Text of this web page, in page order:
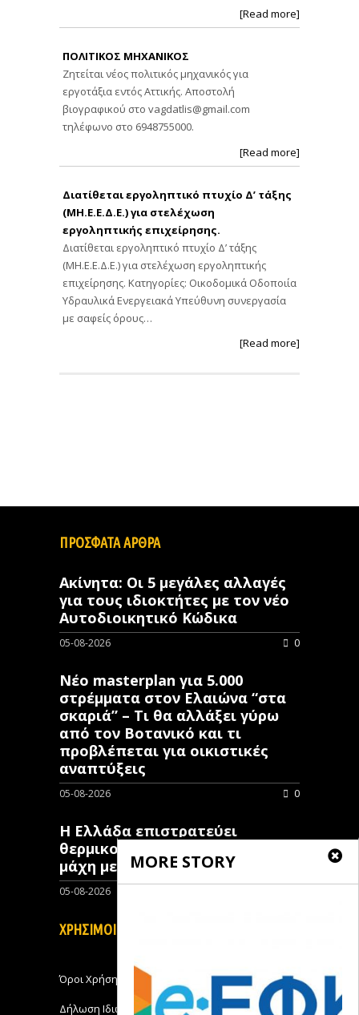
[Read more]
ΠΟΛΙΤΙΚΟΣ ΜΗΧΑΝΙΚΟΣ
Ζητείται νέος πολιτικός μηχανικός για
εργοτάξια εντός Αττικής. Αποστολή
βιογραφικού στο vagdatlis@gmail.com
τηλέφωνο στο 6948755000.
[Read more]
Διατίθεται εργοληπτικό πτυχίο Δ’ τάξης
(ΜΗ.Ε.Ε.Δ.Ε.) για στελέχωση
εργοληπτικής επιχείρησης.
Διατίθεται εργοληπτικό πτυχίο Δ’ τάξης
(ΜΗ.Ε.Ε.Δ.Ε.) για στελέχωση εργοληπτικής
επιχείρησης. Κατηγορίες: Οικοδομικά Οδοποιία
Υδραυλικά Ενεργειακά Υπεύθυνη συνεργασία
με σαφείς όρους…
[Read more]
MORE STORY
ΠΡΟΣΦΑΤΑ ΑΡΘΡΑ
Ακίνητα: Οι 5 μεγάλες αλλαγές
για τους ιδιοκτήτες με τον νέο
Αυτοδιοικητικό Κώδικα
05-08-2026 0
Νέο masterplan για 5.000
στρέμματα στον Ελαιώνα “στα
σκαριά” – Τι θα αλλάξει γύρω
από τον Βοτανικό και τι
προβλέπεται για οικιστικές
αναπτύξεις
05-08-2026 0
Η Ελλάδα επιστρατεύει
θερμικούς δορυφόρους στη
μάχη με τις πυρκαγιές
05-08-2026
ΧΡΗΣΙΜΟΙ ΣΥΝΔΕΣΜΟΙ
Όροι Χρήσης
Δήλωση Ιδιωτικότητας